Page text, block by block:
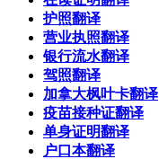
护照翻译
营业执照翻译
银行流水翻译
驾照翻译
加拿大枫叶卡翻译
疫苗接种证翻译
单身证明翻译
户口本翻译